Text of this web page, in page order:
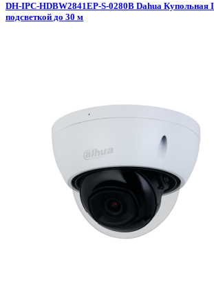
DH-IPC-HDBW2841EP-S-0280B Dahua Купольная
подсветкой до 30 м